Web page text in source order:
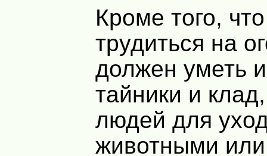
Кроме того,
трудиться на
должен уметь
тайники и
людей для
животными